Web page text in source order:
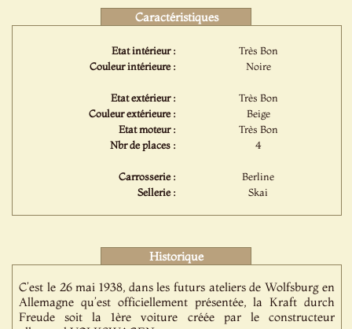
Caractéristiques
Etat intérieur :
Très Bon
Couleur intérieure :
Noire
Etat extérieur :
Très Bon
Couleur extérieure :
Beige
Etat moteur :
Très Bon
Nbr de places :
4
Carrosserie :
Berline
Sellerie :
Skai
Historique
C’est le 26 mai 1938, dans les futurs ateliers de Wolfsburg en
Allemagne qu’est officiellement présentée, la Kraft durch
Freude soit la 1ère voiture créée par le constructeur